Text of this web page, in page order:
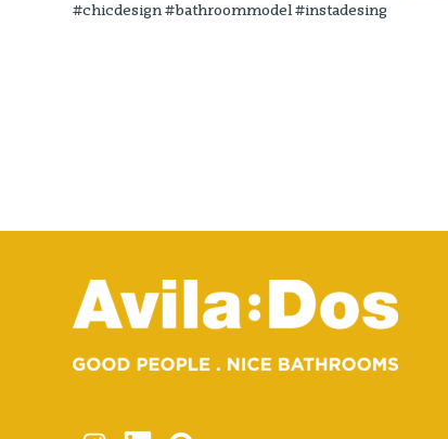
#chicdesign #bathroommodel #instadesing